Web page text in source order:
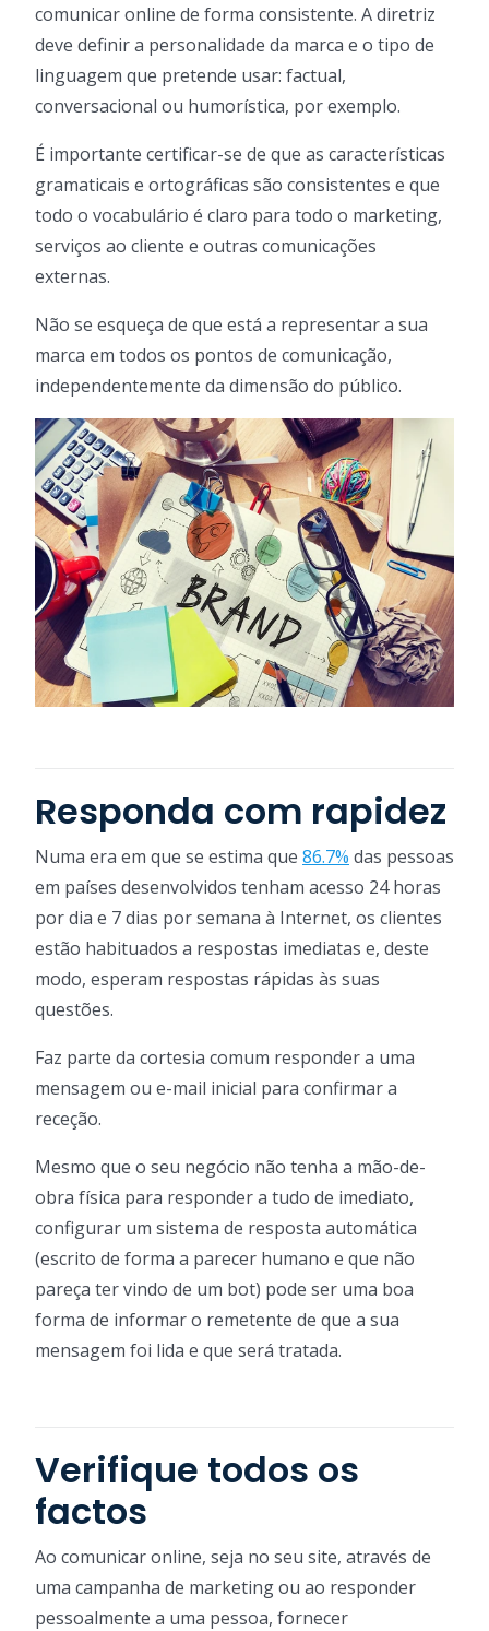
comunicar online de forma consistente. A diretriz
deve definir a personalidade da marca e o tipo de
linguagem que pretende usar: factual,
conversacional ou humorística, por exemplo.
É importante certificar-se de que as características
gramaticais e ortográficas são consistentes e que
todo o vocabulário é claro para todo o marketing,
serviços ao cliente e outras comunicações
externas.
Não se esqueça de que está a representar a sua
marca em todos os pontos de comunicação,
independentemente da dimensão do público.
Responda com rapidez
Numa era em que se estima que 86.7% das pessoas
em países desenvolvidos tenham acesso 24 horas
por dia e 7 dias por semana à Internet, os clientes
estão habituados a respostas imediatas e, deste
modo, esperam respostas rápidas às suas
questões.
Faz parte da cortesia comum responder a uma
mensagem ou e-mail inicial para confirmar a
receção.
Mesmo que o seu negócio não tenha a mão-de-
obra física para responder a tudo de imediato,
configurar um sistema de resposta automática
(escrito de forma a parecer humano e que não
pareça ter vindo de um bot) pode ser uma boa
forma de informar o remetente de que a sua
mensagem foi lida e que será tratada.
Verifique todos os
factos
Ao comunicar online, seja no seu site, através de
uma campanha de marketing ou ao responder
pessoalmente a uma pessoa, fornecer